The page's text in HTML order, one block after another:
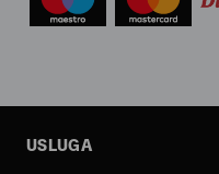
USLUGA